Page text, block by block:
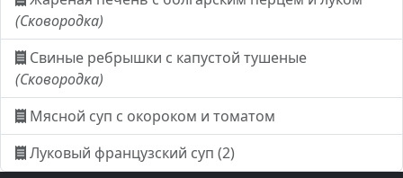
(Сковородка)
Свиные ребрышки с капустой тушеные
(Сковородка)
Мясной суп с окороком и томатом
Луковый французский суп (2)